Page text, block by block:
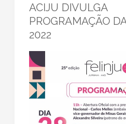
ACIJU DIVULGA
PROGRAMAÇÃO
2022